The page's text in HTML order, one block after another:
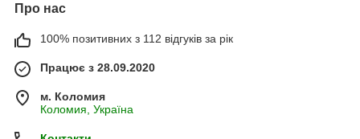
Про нас
100% позитивних з 112 відгуків за рік
Працює з 28.09.2020
м. Коломия
Коломия, Україна